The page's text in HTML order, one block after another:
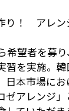
り！ アレン
希望者を募
習を実施。
本市場にお
ゼアレンジ